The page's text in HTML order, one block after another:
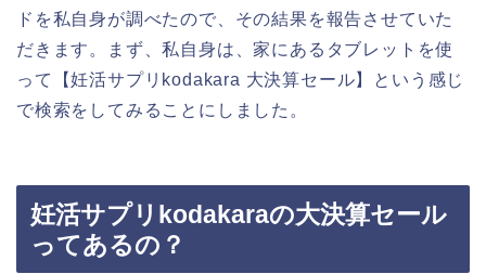
ドを私自身が調べたので、その結果を報告させていた
だきます。まず、私自身は、家にあるタブレットを使
って【妊活サプリkodakara 大決算セール】という感じ
で検索をしてみることにしました。
妊活サプリkodakaraの大決算セール
ってあるの？